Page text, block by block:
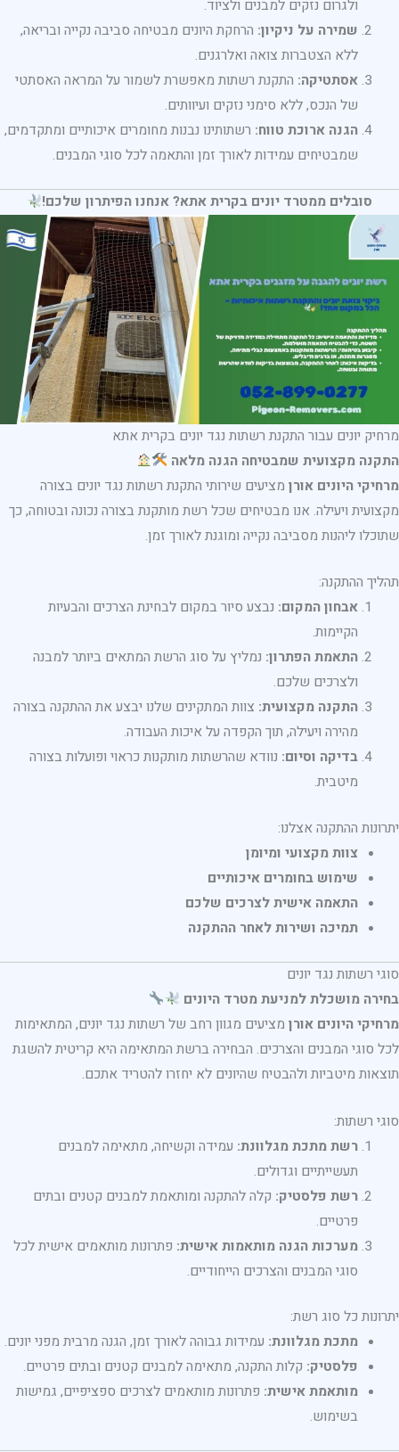
ולגרום נזקים למבנים ולציוד.
שמירה על ניקיון: הרחקת היונים מבטיחה סביבה נקייה ובריאה,
ללא הצטברות צואה ואלרגנים.
אסתטיקה: התקנת רשתות מאפשרת לשמור על המראה האסתטי
של הנכס, ללא סימני נזקים ועיוותים.
הגנה ארוכת טווח: רשתותינו נבנות מחומרים איכותיים ומתקדמים,
שמבטיחים עמידות לאורך זמן והתאמה לכל סוגי המבנים.
סובלים ממטרד יונים בקרית אתא? אנחנו הפיתרון שלכם!
מרחיק יונים עבור התקנת רשתות נגד יונים בקרית אתא
התקנה מקצועית שמבטיחה הגנה מלאה
מרחיקי היונים אורן מציעים שירותי התקנת רשתות נגד יונים בצורה
מקצועית ויעילה. אנו מבטיחים שכל רשת מותקנת בצורה נכונה ובטוחה, כך
שתוכלו ליהנות מסביבה נקייה ומוגנת לאורך זמן.
תהליך ההתקנה:
אבחון המקום: נבצע סיור במקום לבחינת הצרכים והבעיות
הקיימות.
התאמת הפתרון: נמליץ על סוג הרשת המתאים ביותר למבנה
ולצרכים שלכם.
התקנה מקצועית: צוות המתקינים שלנו יבצע את ההתקנה בצורה
מהירה ויעילה, תוך הקפדה על איכות העבודה.
בדיקה וסיום: נוודא שהרשתות מותקנות כראוי ופועלות בצורה
מיטבית.
יתרונות ההתקנה אצלנו:
צוות מקצועי ומיומן
שימוש בחומרים איכותיים
התאמה אישית לצרכים שלכם
תמיכה ושירות לאחר ההתקנה
סוגי רשתות נגד יונים
בחירה מושכלת למניעת מטרד היונים
מרחיקי היונים אורן מציעים מגוון רחב של רשתות נגד יונים, המתאימות
לכל סוגי המבנים והצרכים. הבחירה ברשת המתאימה היא קריטית להשגת
תוצאות מיטביות ולהבטיח שהיונים לא יחזרו להטריד אתכם.
סוגי רשתות:
רשת מתכת מגלוונת: עמידה וקשיחה, מתאימה למבנים
תעשייתיים וגדולים.
רשת פלסטיק: קלה להתקנה ומותאמת למבנים קטנים ובתים
פרטיים.
מערכות הגנה מותאמות אישית: פתרונות מותאמים אישית לכל
סוגי המבנים והצרכים הייחודיים.
יתרונות כל סוג רשת:
מתכת מגלוונת: עמידות גבוהה לאורך זמן, הגנה מרבית מפני יונים.
פלסטיק: קלות התקנה, מתאימה למבנים קטנים ובתים פרטיים.
מותאמת אישית: פתרונות מותאמים לצרכים ספציפיים, גמישות
בשימוש.